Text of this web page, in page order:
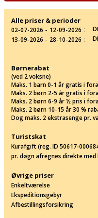
Alle priser & perioder
02-07-2026 ‐ 12-09-2026 :
13-09-2026 ‐ 28-10-2026 :
Børnerabat
(ved 2 voksne)
Maks. 1 barn 0-1 år gratis i
Maks. 2 børn 2-5 år gratis i
Maks. 2 børn 6-9 år ½ pris i
Maks. 2 børn 10-15 år 30 %
Dog maks. 2 ekstrasenge pr.
Turistskat
Kurafgift (reg. ID 50617-
pr. døgn afregnes direkte med
Øvrige priser
Enkeltværelse
Ekspeditionsgebyr
Afbestillingsforsikring